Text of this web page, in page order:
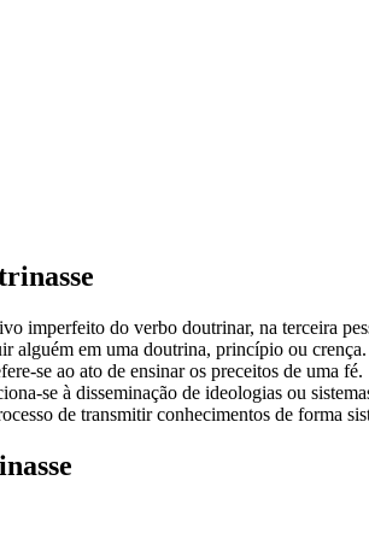
imperfeito do verbo doutrinar, na terceira
alguém em uma doutrina, princípio ou crença.
se ao ato de ensinar os preceitos de uma fé.
se à disseminação de ideologias ou
de transmitir conhecimentos de forma